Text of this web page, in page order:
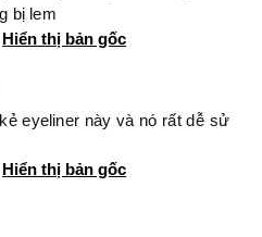
bị lem
Hiển thị bản gốc
eyeliner này và nó rất dễ sử
Hiển thị bản gốc